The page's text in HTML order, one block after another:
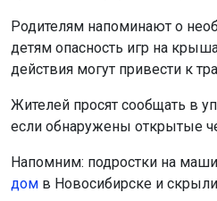
Родителям напоминают о
детям опасность игр на
действия могут привести к
Жителей просят сообщать в
если обнаружены открытые
Напомним: подростки на
дом в Новосибирске и